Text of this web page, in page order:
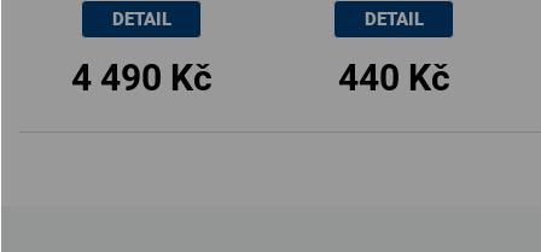
4 490 Kč
DETAIL
440 Kč
DETAIL